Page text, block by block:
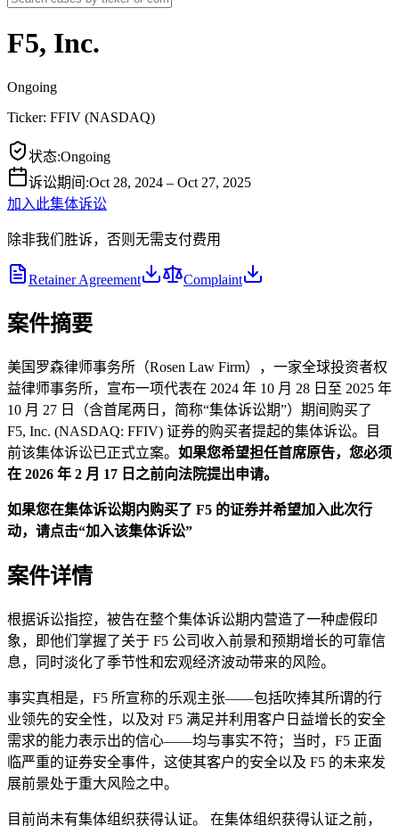
F5, Inc.
Ongoing
Ticker: FFIV (NASDAQ)
状态:Ongoing
诉讼期间 :Oct 28, 2024 – Oct 27, 2025
加入此集体诉讼
除非我们胜诉，否则无需支付费用
Retainer Agreement Complaint
案件摘要
美国罗森律师事务所（Rosen Law Firm），一家全球投资者权
益律师事务所，宣布一项代表在 2024 年 10 月 28 日至 2025 年
10 月 27 日（含首尾两日，简称“集体诉讼期”）期间购买了
F5, Inc. (NASDAQ: FFIV) 证券的购买者提起的集体诉讼。目
前该集体诉讼已正式立案。 如果您希望担任首席原告，您必须
在 2026 年 2 月 17 日之前向法院提出申请。
如果您在集体诉讼期内购买了 F5 的证券并希望加入此次行
动，请点击“加入该集体诉讼”
案件详情
根据诉讼指控，被告在整个集体诉讼期内营造了一种虚假印
象，即他们掌握了关于 F5 公司收入前景和预期增长的可靠信
息，同时淡化了季节性和宏观经济波动带来的风险。
事实真相是，F5 所宣称的乐观主张——包括吹捧其所谓的行
业领先的安全性，以及对 F5 满足并利用客户日益增长的安全
需求的能力表示出的信心——均与事实不符；当时，F5 正面
临严重的证券安全事件，这使其客户的安全以及 F5 的未来发
展前景处于重大风险之中。
目前尚未有集体组织获得认证。 在集体组织获得认证之前，